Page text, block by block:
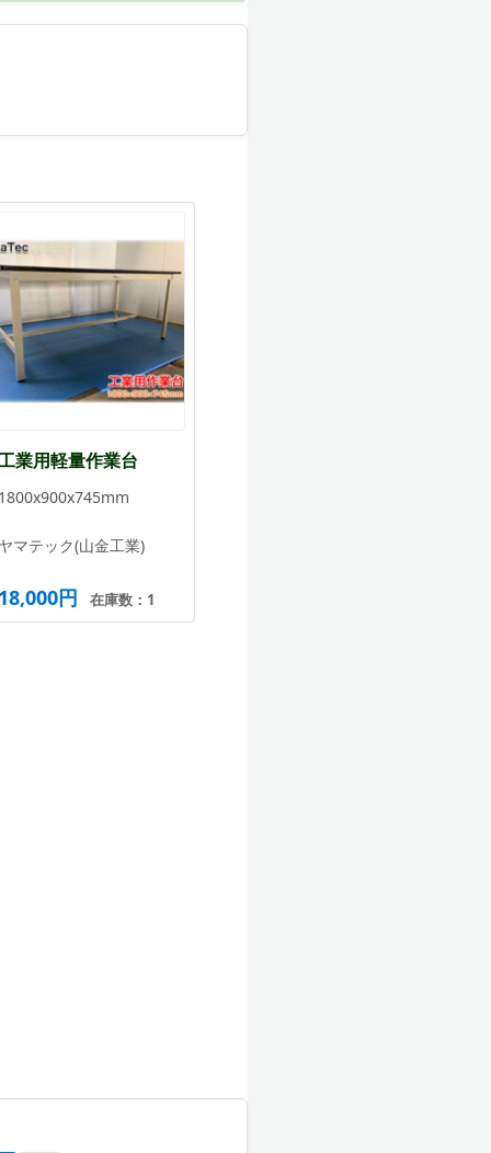
業用軽量作業台
マテック(山金工業)
円 在庫数：1